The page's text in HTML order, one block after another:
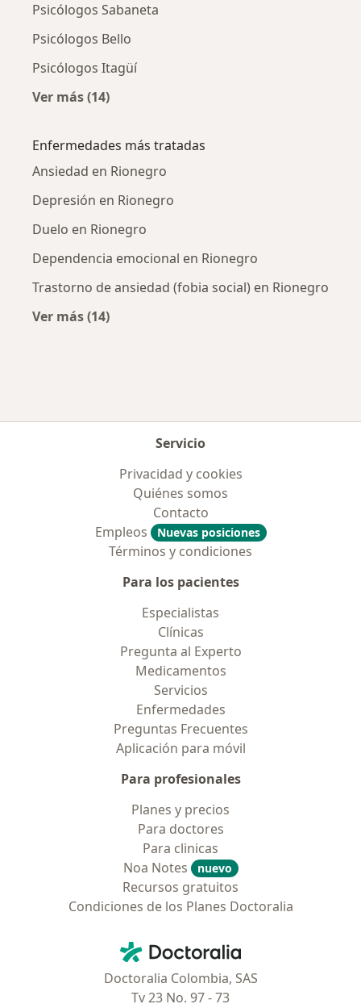
Psicólogos Sabaneta
Psicólogos Bello
Psicólogos Itagüí
Ver más (14)
Enfermedades más tratadas
Ansiedad en Rionegro
Depresión en Rionegro
Duelo en Rionegro
Dependencia emocional en Rionegro
Trastorno de ansiedad (fobia social) en Rionegro
Ver más (14)
Servicio
Privacidad y cookies
Quiénes somos
Contacto
Empleos
Nuevas posiciones
Términos y condiciones
Para los pacientes
Especialistas
Clínicas
Pregunta al Experto
Medicamentos
Servicios
Enfermedades
Preguntas Frecuentes
Aplicación para móvil
Para profesionales
Planes y precios
Para doctores
Para clinicas
Noa Notes
nuevo
Recursos gratuitos
Condiciones de los Planes Doctoralia
Doctoralia - Página de inicio
Doctoralia Colombia, SAS
Tv 23 No. 97 - 73